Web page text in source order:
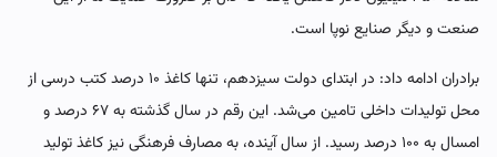
صنعت و دیگر صنایع نوپا است.
برادران ادامه داد: در ابتدای دولت سیزدهم، تنها کاغذ ۱۰ درصد کتب درسی از
محل تولیدات داخلی تامین می‌شد. این رقم در سال گذشته به ۶۷ درصد و
امسال به ۱۰۰ درصد رسید. از سال آینده، به مصارف فرهنگی نیز کاغذ تولید